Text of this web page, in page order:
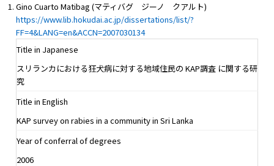
Gino Cuarto Matibag (マティバグ ジーノ クアルト)
https://www.lib.hokudai.ac.jp/dissertations/list/?
FF=4&LANG=en&ACCN=2007030134
Title in Japanese
スリランカにおける狂犬病に対する地域住民の KAP調査 に関する研
究
Title in English
KAP survey on rabies in a community in Sri Lanka
Year of conferral of degrees
2006